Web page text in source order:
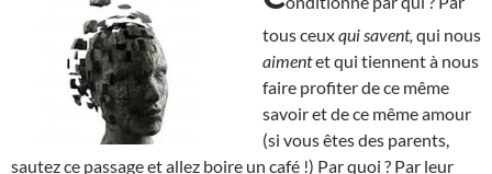
tous ceuxqui savent, qui nous
aimentet qui tiennent à nous
faire profiter de ce même
savoir et de ce même amour
(si vous êtes des parents,
sautez ce passage et allez boire un café !) Par quoi ? Par leur